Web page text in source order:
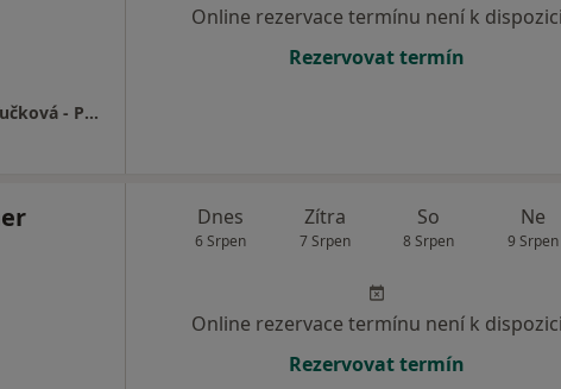
Ordinace pro děti a dorost MUDr. Soňa Tučková - Poliklinika Kopřivnice
Online rezervace termínu není k dispozici
Rezervovat termín
Dnes
6 Srpen
Zítra
7 Srpen
So
8 Srpen
Ne
9 Srpen
Online rezervace termínu není k dispozici
Rezervovat termín